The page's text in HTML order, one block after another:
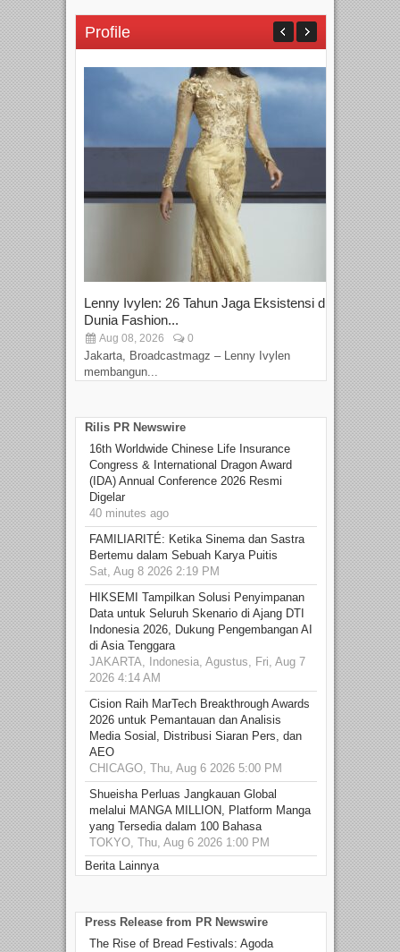
Profile
Lenny Ivylen: 26 Tahun Jaga Eksistensi di
Dunia Fashion...
Aug 08, 2026 0
Jakarta, Broadcastmagz – Lenny Ivylen
membangun...
Rilis PR Newswire
16th Worldwide Chinese Life Insurance
Congress & International Dragon Award
(IDA) Annual Conference 2026 Resmi
Digelar
40 minutes ago
FAMILIARITÉ: Ketika Sinema dan Sastra
Bertemu dalam Sebuah Karya Puitis
Sat, Aug 8 2026 2:19 PM
HIKSEMI Tampilkan Solusi Penyimpanan
Data untuk Seluruh Skenario di Ajang DTI
Indonesia 2026, Dukung Pengembangan AI
di Asia Tenggara
JAKARTA, Indonesia, Agustus, Fri, Aug 7
2026 4:14 AM
Cision Raih MarTech Breakthrough Awards
2026 untuk Pemantauan dan Analisis
Media Sosial, Distribusi Siaran Pers, dan
AEO
CHICAGO, Thu, Aug 6 2026 5:00 PM
Shueisha Perluas Jangkauan Global
melalui MANGA MILLION, Platform Manga
yang Tersedia dalam 100 Bahasa
TOKYO, Thu, Aug 6 2026 1:00 PM
Berita Lainnya
Press Release from PR Newswire
The Rise of Bread Festivals: Agoda